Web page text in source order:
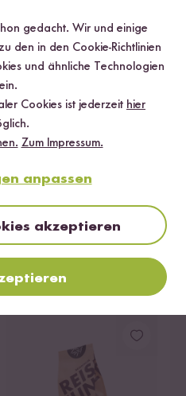
Salz & Pfeffer
frischen Spinat dazu
lassen und genießen.
gedacht. Wir und einige
den in den Cookie-Richtlinien
und ähnliche Technologien
ein.
Cookies ist jederzeit hier
Zum Impressum.
anpassen
akzeptieren